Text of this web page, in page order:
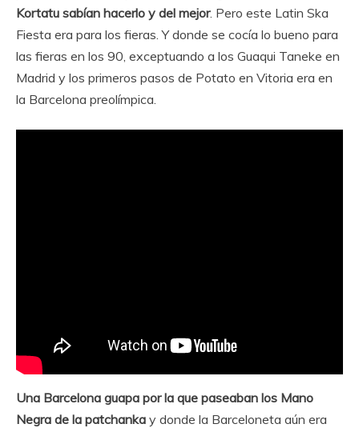
Kortatu sabían hacerlo y del mejor. Pero este Latin Ska
Fiesta era para los fieras. Y donde se cocía lo bueno para
las fieras en los 90, exceptuando a los Guaqui Taneke en
Madrid y los primeros pasos de Potato en Vitoria era en
la Barcelona preolímpica.
Una Barcelona guapa por la que paseaban los Mano
Negra de la patchanka y donde la Barceloneta aún era